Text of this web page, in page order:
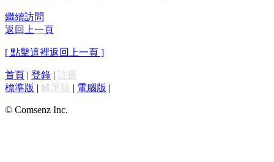
繼續訪問
返回上一頁
[ 點擊這裡返回上一頁 ]
首頁 | 登錄 | 註冊
標準版 | 觸屏版 | 電腦版 |
© Comsenz Inc.